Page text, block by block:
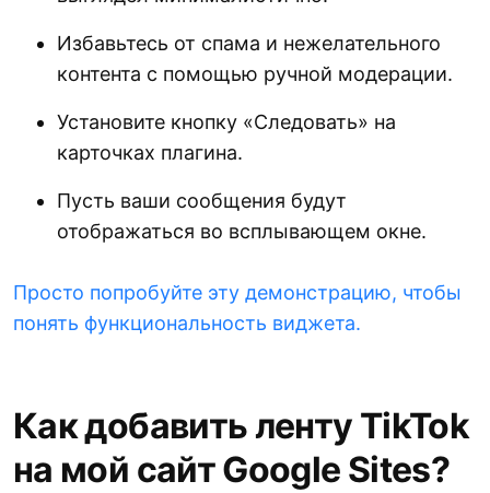
Избавьтесь от спама и нежелательного
контента с помощью ручной модерации.
Установите кнопку «Следовать» на
карточках плагина.
Пусть ваши сообщения будут
отображаться во всплывающем окне.
Просто попробуйте эту демонстрацию, чтобы
понять функциональность виджета.
Как добавить ленту TikTok
на мой сайт Google Sites?